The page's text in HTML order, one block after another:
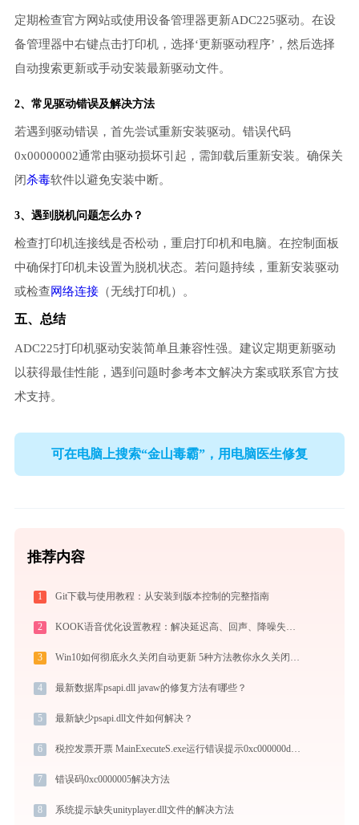
定期检查官方网站或使用设备管理器更新ADC225驱动。在设
备管理器中右键点击打印机，选择‘更新驱动程序’，然后选择
自动搜索更新或手动安装最新驱动文件。
2、常见驱动错误及解决方法
若遇到驱动错误，首先尝试重新安装驱动。错误代码
0x00000002通常由驱动损坏引起，需卸载后重新安装。确保关
闭杀毒软件以避免安装中断。
3、遇到脱机问题怎么办？
检查打印机连接线是否松动，重启打印机和电脑。在控制面板
中确保打印机未设置为脱机状态。若问题持续，重新安装驱动
或检查网络连接（无线打印机）。
五、总结
ADC225打印机驱动安装简单且兼容性强。建议定期更新驱动
以获得最佳性能，遇到问题时参考本文解决方案或联系官方技
术支持。
可在电脑上搜索“金山毒霸”，用电脑医生修复
推荐内容
1 Git下载与使用教程：从安装到版本控制的完整指南
2 KOOK语音优化设置教程：解决延迟高、回声、降噪失效问题
3 Win10如何彻底永久关闭自动更新 5种方法教你永久关闭win10自动更新
4 最新数据库psapi.dll javaw的修复方法有哪些？
5 最新缺少psapi.dll文件如何解决？
6 税控发票开票 MainExecuteS.exe运行错误提示0xc000000d的解决办法
7 错误码0xc0000005解决方法
8 系统提示缺失unityplayer.dll文件的解决方法